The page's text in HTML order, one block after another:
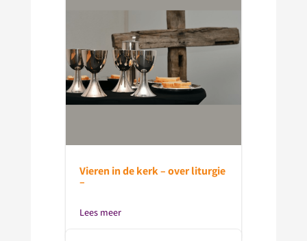
Vieren in de kerk – over liturgie
–
Lees meer